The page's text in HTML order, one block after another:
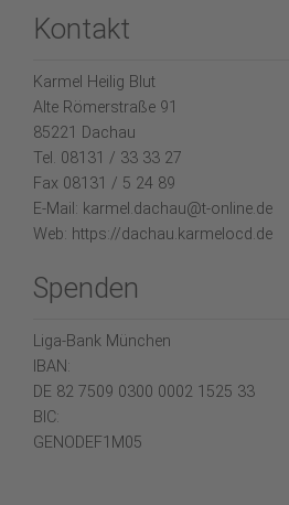
Kontakt
Karmel Heilig Blut
Alte Römerstraße 91
85221 Dachau
Tel. 08131 / 33 33 27
Fax 08131 / 5 24 89
E-Mail: karmel.dachau@t-online.de
Web: https://dachau.karmelocd.de
Spenden
Liga-Bank München
IBAN:
DE 82 7509 0300 0002 1525 33
BIC:
GENODEF1M05